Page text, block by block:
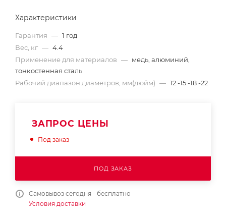
Характеристики
Гарантия — 1 год
Вес, кг — 4.4
Применение для материалов — медь, алюминий,
тонкостенная сталь
Рабочий диапазон диаметров, мм(дюйм) — 12 -15 -18 -22
ЗАПРОС ЦЕНЫ
Под заказ
ПОД ЗАКАЗ
Самовывоз сегодня - бесплатно
Условия доставки